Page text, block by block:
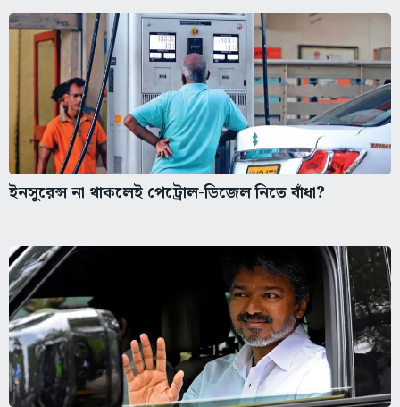
ইনসুরেন্স না থাকলেই পেট্রোল-ডিজেল নিতে বাঁধা?